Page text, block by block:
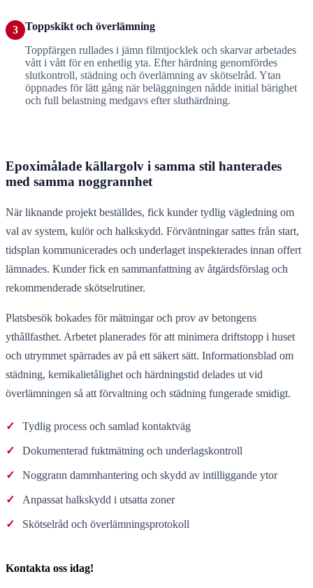
3 Toppskikt och överlämning
Toppfärgen rullades i jämn filmtjocklek och skarvar arbetades
vått i vått för en enhetlig yta. Efter härdning genomfördes
slutkontroll, städning och överlämning av skötselråd. Ytan
öppnades för lätt gång när beläggningen nådde initial bärighet
och full belastning medgavs efter sluthärdning.
Epoximålade källargolv i samma stil hanterades
med samma noggrannhet
När liknande projekt beställdes, fick kunder tydlig vägledning om
val av system, kulör och halkskydd. Förväntningar sattes från start,
tidsplan kommunicerades och underlaget inspekterades innan offert
lämnades. Kunder fick en sammanfattning av åtgärdsförslag och
rekommenderade skötselrutiner.
Platsbesök bokades för mätningar och prov av betongens
ythållfasthet. Arbetet planerades för att minimera driftstopp i huset
och utrymmet spärrades av på ett säkert sätt. Informationsblad om
städning, kemikalietålighet och härdningstid delades ut vid
överlämningen så att förvaltning och städning fungerade smidigt.
✓ Tydlig process och samlad kontaktväg
✓ Dokumenterad fuktmätning och underlagskontroll
✓ Noggrann dammhantering och skydd av intilliggande ytor
✓ Anpassat halkskydd i utsatta zoner
✓ Skötselråd och överlämningsprotokoll
Kontakta oss idag!